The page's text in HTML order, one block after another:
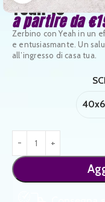
Yeah 13
a partire da€
Zerbino con Yeah in un
e entusiasmante. Un
all’ingresso di casa tua.